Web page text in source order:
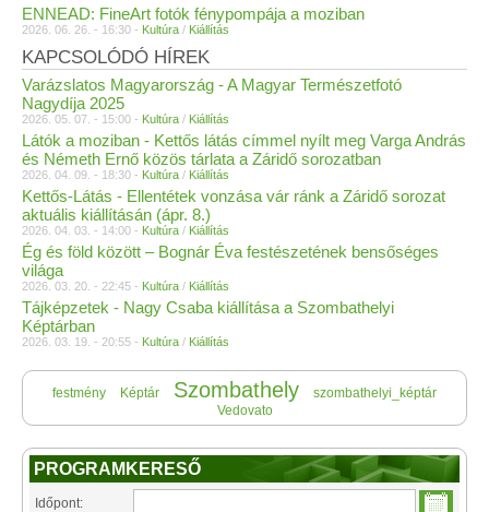
ENNEAD: FineArt fotók fénypompája a moziban
2026. 06. 26. - 16:30 - Kultúra / Kiállítás
KAPCSOLÓDÓ HÍREK
Varázslatos Magyarország - A Magyar Természetfotó
Nagydíja 2025
2026. 05. 07. - 15:00 - Kultúra / Kiállítás
Látók a moziban - Kettős látás címmel nyílt meg Varga András
és Németh Ernő közös tárlata a Záridő sorozatban
2026. 04. 09. - 18:30 - Kultúra / Kiállítás
Kettős-Látás - Ellentétek vonzása vár ránk a Záridő sorozat
aktuális kiállításán (ápr. 8.)
2026. 04. 03. - 14:00 - Kultúra / Kiállítás
Ég és föld között – Bognár Éva festészetének bensőséges
világa
2026. 03. 20. - 22:45 - Kultúra / Kiállítás
Tájképzetek - Nagy Csaba kiállítása a Szombathelyi
Képtárban
2026. 03. 19. - 20:55 - Kultúra / Kiállítás
festmény Képtár Szombathely
szombathelyi_képtár
Vedovato
PROGRAMKERESŐ
Időpont: